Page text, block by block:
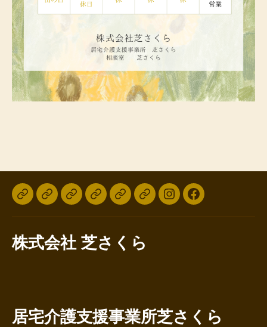
top
事
業
紹
会
社
内
研
修
内・
個
人
報
広
報・
着
InstagramFacebook
株式会社 芝さくら
居宅介護支援事業所芝さくら